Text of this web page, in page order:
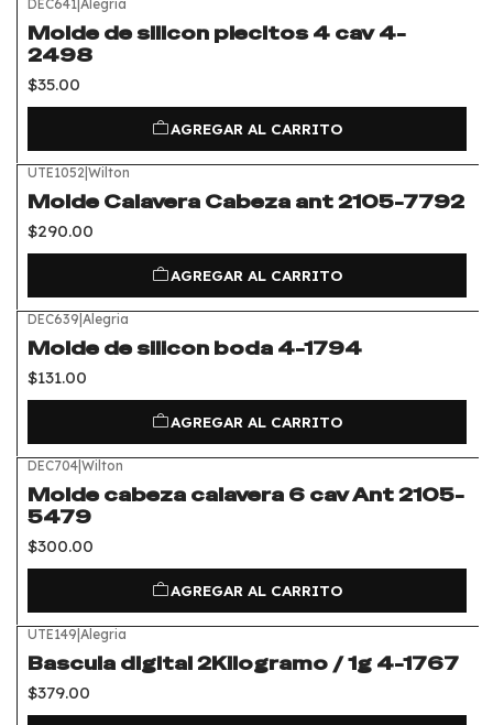
DEC641| Alegria
Molde de silicon piecitos 4 cav 4-
2498
$35.00
AGREGAR AL CARRITO
UTE1052| Wilton
Molde Calavera Cabeza ant 2105-7792
$290.00
AGREGAR AL CARRITO
DEC639 Alegria
Molde de silicon boda 4-1794
$131.00
AGREGAR AL CARRITO
DEC704| Wilton
Molde cabeza calavera 6 cav Ant 2105-
5479
$300.00
AGREGAR AL CARRITO
UTE149 Alegria
Bascula digital 2Kilogramo / 1g 4-1767
$379.00